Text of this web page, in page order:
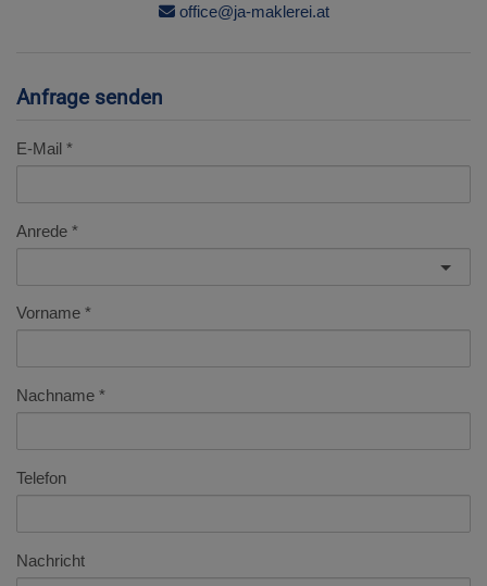
office@ja-maklerei.at
Anfrage senden
E-Mail
Anrede
Vorname
Nachname
Telefon
Nachricht